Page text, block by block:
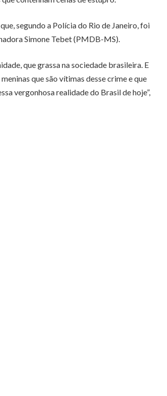
segundo a Polícia do Rio de Janeiro, foi
Simone Tebet (PMDB-MS).
que grassa na sociedade brasileira. E
que são vítimas desse crime e que
vergonhosa realidade do Brasil de hoje”,